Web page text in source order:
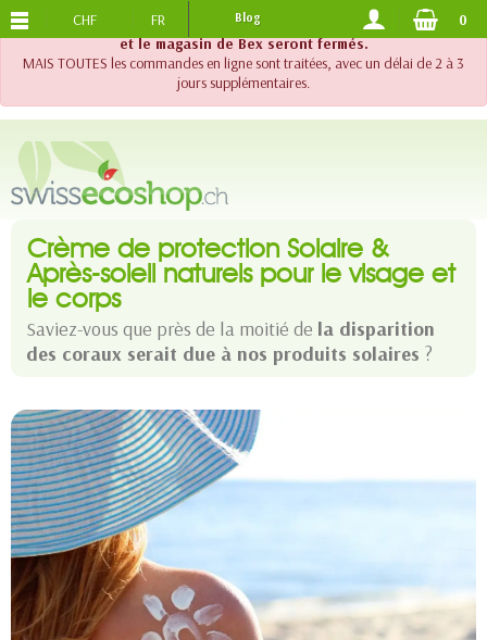
!! Important !! Jusqu'au 20 août 2026, le support téléphonique
et le magasin de Bex seront fermés.
MAIS TOUTES les commandes en ligne sont traitées, avec un délai de 2 à 3
jours supplémentaires.
PORTS OFFERTS DES 120.-
CHF FR Blog 0
Crème de protection Solaire &
Après-soleil naturels pour le visage et
le corps
Saviez-vous que près de la moitié de la disparition
des coraux serait due à nos produits solaires ?